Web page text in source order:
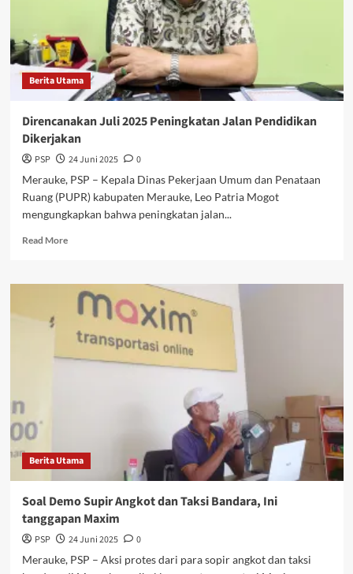
Berita Utama
Direncanakan Juli 2025 Peningkatan Jalan Pendidikan
Dikerjakan
PSP 24 Juni 2025
0
Merauke, PSP – Kepala Dinas Pekerjaan Umum dan Penataan
Ruang (PUPR) kabupaten Merauke, Leo Patria Mogot
mengungkapkan bahwa peningkatan jalan...
Read MoreRead
Direncanakan
Juli
2025
Peningkatan
Jalan
Pendidikan
Berita Utama
Soal Demo Supir Angkot dan Taksi Bandara, Ini
tanggapan Maxim
PSP 24 Juni 2025
0
Merauke, PSP – Aksi protes dari para sopir angkot dan taksi